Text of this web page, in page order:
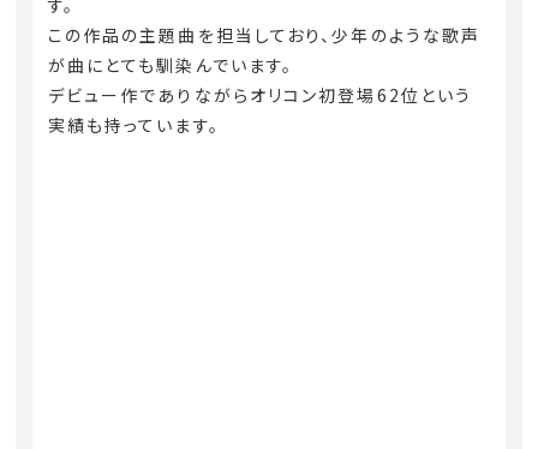
す。
この作品の主題曲を担当しており、少年のような歌声
が曲にとても馴染んでいます。
デビュー作でありながらオリコン初登場62位という
実績も持っています。